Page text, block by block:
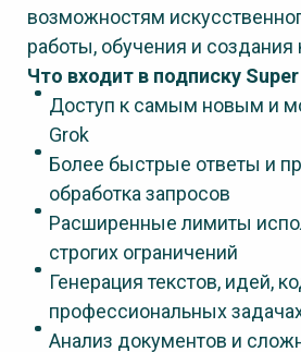
возможностям
работы, обучения и создания
Что входит в подписку
Доступ к самым новым и
Grok
Более быстрые ответы и
обработка запросов
Расширенные лимиты
строгих ограничений
Генерация текстов, идей,
профессиональных
Анализ документов и